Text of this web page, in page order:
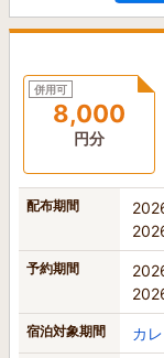
併用可
8,000
円分
配布期間
予約期間
宿泊対象期間 カ